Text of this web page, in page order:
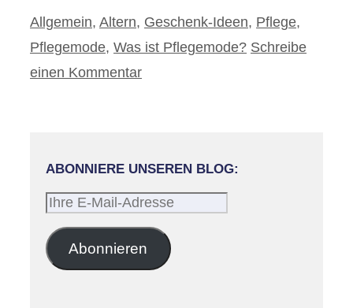
Kategorien
Allgemein, Altern, Geschenk-Ideen, Pflege,
Pflegemode, Was ist Pflegemode? Schreibe
einen Kommentar
ABONNIERE UNSEREN BLOG:
Ihre
Mail-
Adresse
Abonnieren